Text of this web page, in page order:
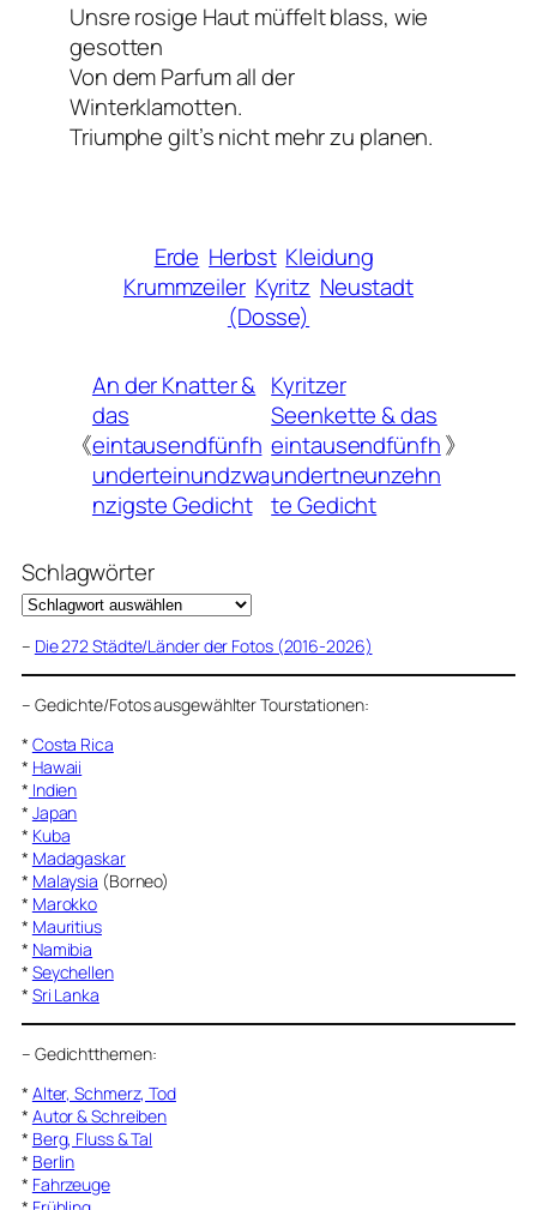
Unsre rosige Haut müffelt blass, wie
gesotten
Von dem Parfum all der
Winterklamotten.
Triumphe gilt’s nicht mehr zu planen.
Erde Herbst Kleidung
Krummzeiler Kyritz Neustadt
(Dosse)
《
An der Knatter &
das
eintausendfünfh
underteinundzwa
nzigste Gedicht
Kyritzer
Seenkette & das
eintausendfünfh
undertneunzehn
te Gedicht
》
Schlagwörter
– Die 272 Städte/Länder der Fotos (2016-2026)
– Gedichte/Fotos ausgewählter Tourstationen:
* Costa Rica
* Hawaii
* Indien
* Japan
* Kuba
* Madagaskar
* Malaysia (Borneo)
* Marokko
* Mauritius
* Namibia
* Seychellen
* Sri Lanka
– Gedichtthemen:
* Alter, Schmerz, Tod
* Autor & Schreiben
* Berg, Fluss & Tal
* Berlin
* Fahrzeuge